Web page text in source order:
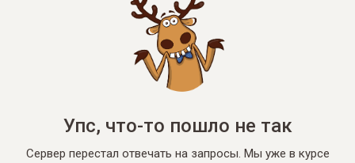
Упс, что-то пошло не так
Сервер перестал отвечать на запросы. Мы уже в курсе